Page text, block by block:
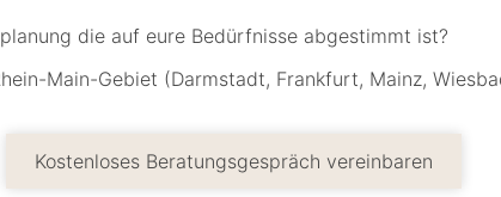
die auf eure Bedürfnisse abgestimmt ist?
Main-Gebiet (Darmstadt, Frankfurt, Mainz,
Kostenloses Beratungsgespräch vereinbaren